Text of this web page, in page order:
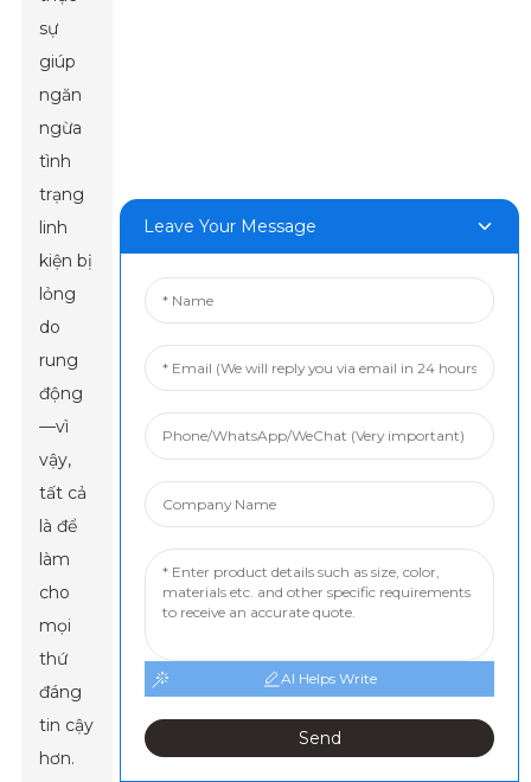
sự
giúp
ngăn
ngừa
tình
trạng
linh
kiện bị
lỏng
do
rung
động
—vì
vậy,
tất cả
là để
làm
cho
mọi
thứ
đáng
tin cậy
hơn.
Leave Your Message
AI Helps Write
Send